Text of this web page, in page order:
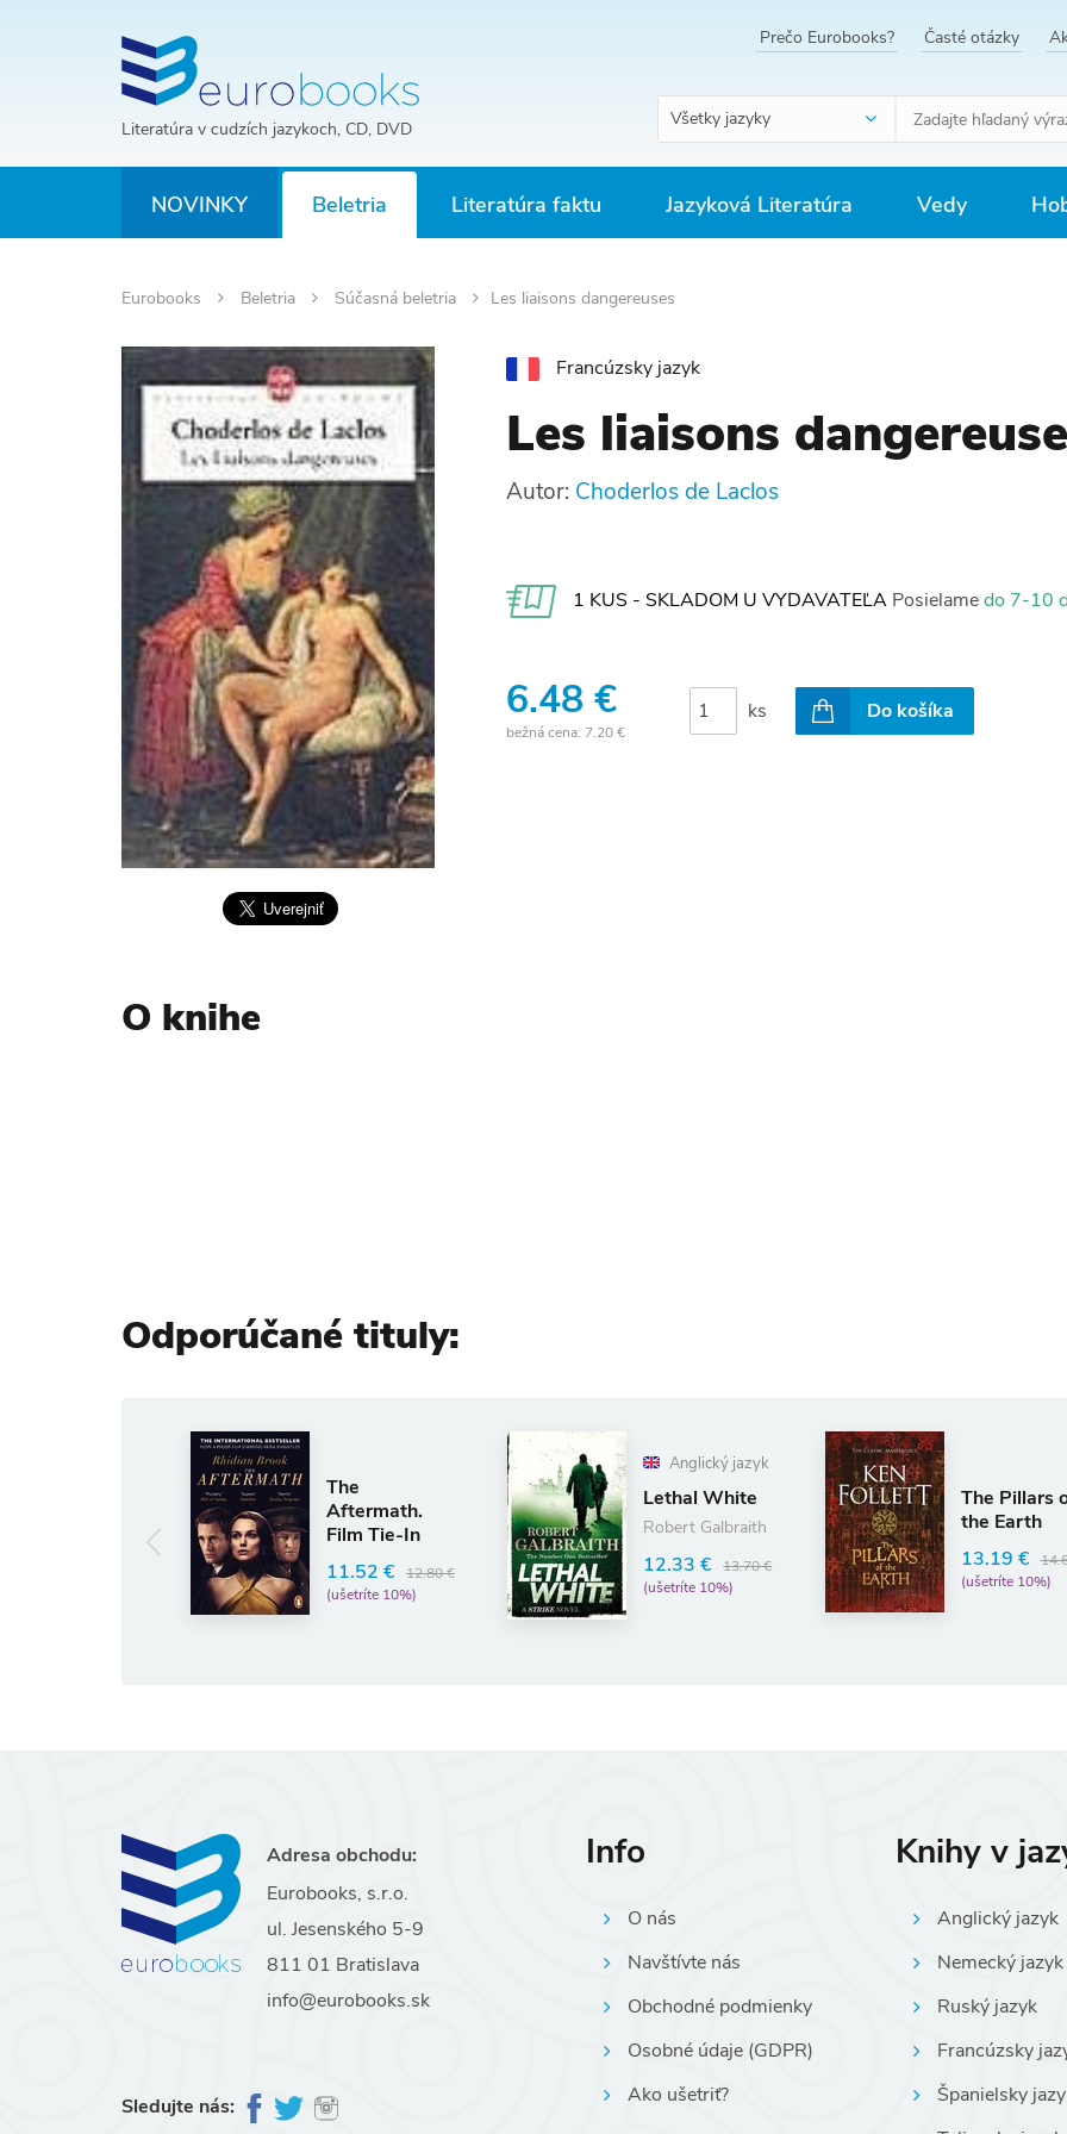
Literatúra v cudzích jazykoch, CD, DVD
Prečo Eurobooks? Časté otázky
Všetky jazyky
NOVINKY Beletria Literatúra faktu Jazyková Literatúra Vedy
Eurobooks Beletria Súčasná beletria Les liaisons dangereuses
Francúzsky jazyk
Les liaisons
Autor: Choderlos de Laclos
1 KUS - SKLADOM U VYDAVATEĽA Posielamedo 7-10
6.48 €
bežná cena: 7.20 €
ks Do košíka
O knihe
Odporúčané tituly:
The
Aftermath.
Film Tie-In
11.52 € 12.80 €
(ušetríte 10%)
Anglický jazyk
Lethal White
Robert Galbraith
12.33 € 13.70 €
(ušetríte 10%)
The Pillars
the Earth
13.19 €
(ušetríte 10%)
Adresa obchodu:
Eurobooks, s.r.o.
ul. Jesenského 5-9
811 01 Bratislava
info@eurobooks.sk
Sledujte nás:
Info
O nás
Navštívte nás
Obchodné podmienky
Osobné údaje (GDPR)
Ako ušetriť?
Knihy v
Anglický jazyk
Nemecký jazyk
Ruský jazyk
Francúzsky
Španielsky